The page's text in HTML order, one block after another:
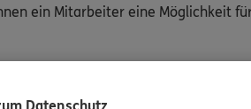
ein Mitarbeiter eine Möglichkeit